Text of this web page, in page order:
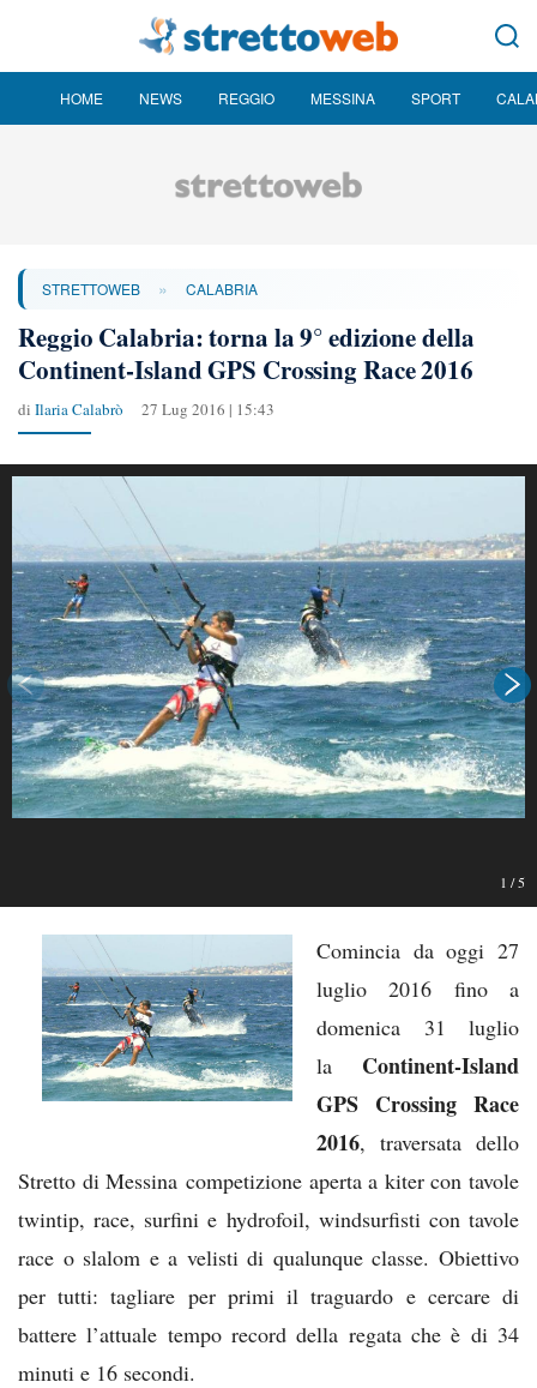
HOME NEWS REGGIO MESSINA SPORT
STRETTOWEB » CALABRIA
Reggio Calabria: torna la 9° edizione della
Continent-Island GPS Crossing Race 2016
di Ilaria Calabrò 27 Lug 2016 | 15:43
1 /5
Comincia da oggi 27
luglio 2016 fino a
domenica 31 luglio
la Continent-Island
GPS Crossing Race
2016, traversata dello
Stretto di Messina competizione aperta a kiter con tavole
twintip, race, surfini e hydrofoil, windsurfisti con tavole
race o slalom e a velisti di qualunque classe. Obiettivo
per tutti: tagliare per primi il traguardo e cercare di
battere l’attuale tempo record della regata che è di 34
minuti e 16 secondi.